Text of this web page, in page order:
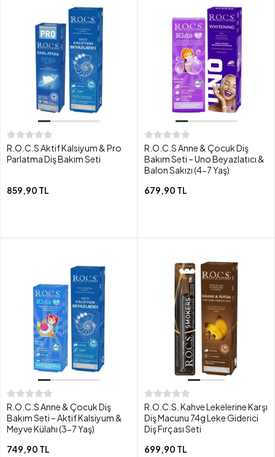
R.O.C.S Aktif Kalsiyum & Pro
Parlatma Diş Bakım Seti
859,90 TL
R.O.C.S Anne & Çocuk Diş
Bakım Seti – Uno Beyazlatıcı &
Balon Sakızı (4-7 Yaş)
679,90 TL
R.O.C.S Anne & Çocuk Diş
Bakım Seti – Aktif Kalsiyum &
Meyve Külahı (3-7 Yaş)
749,90 TL
R.O.C.S. Kahve Lekelerine Karşı
Diş Macunu 74g Leke Giderici
Diş Fırçası Seti
699,90 TL